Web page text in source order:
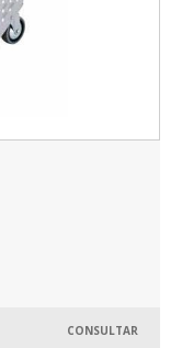
CONSULTAR